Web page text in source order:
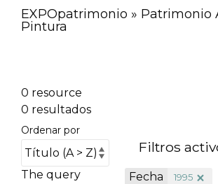
EXPOpatrimonio » Patrimonio
Pintura
0 resource
0 resultados
Ordenar por
The query
Filtros
Fecha 1995